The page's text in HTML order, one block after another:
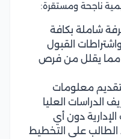
ناجحة ومستقرة:
شاملة بكافة
القبول
مما يقلل من فرص
معلومات
العليا
دون أي
الطالب على التخطيط